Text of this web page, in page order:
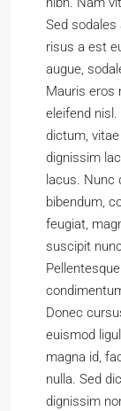
Sed
risus a est
augue,
Mauris eros
eleifend
dictum,
dignissim
lacus. Nunc
bibendum,
feugiat,
suscipit
Donec
euismod
magna id,
nulla. Sed
dignissim